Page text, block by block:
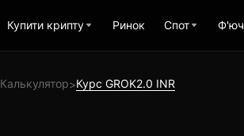
Купити крипту Ринок Спот
Калькулятор>Курс GROK2.0 INR